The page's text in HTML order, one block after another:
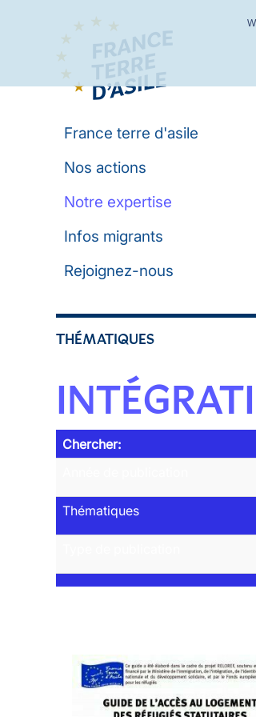
France terre d'asile
Nos actions
Notre expertise
Infos migrants
Rejoignez-nous
THÉMATIQUES
Chercher:
Thématiques